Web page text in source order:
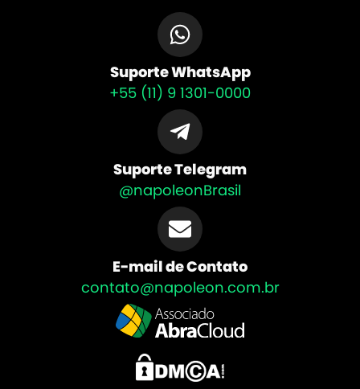
Suporte WhatsApp
+55 (11) 9 1301-0000
Suporte Telegram
@napoleonBrasil
E-mail de Contato
contato@napoleon.com.br